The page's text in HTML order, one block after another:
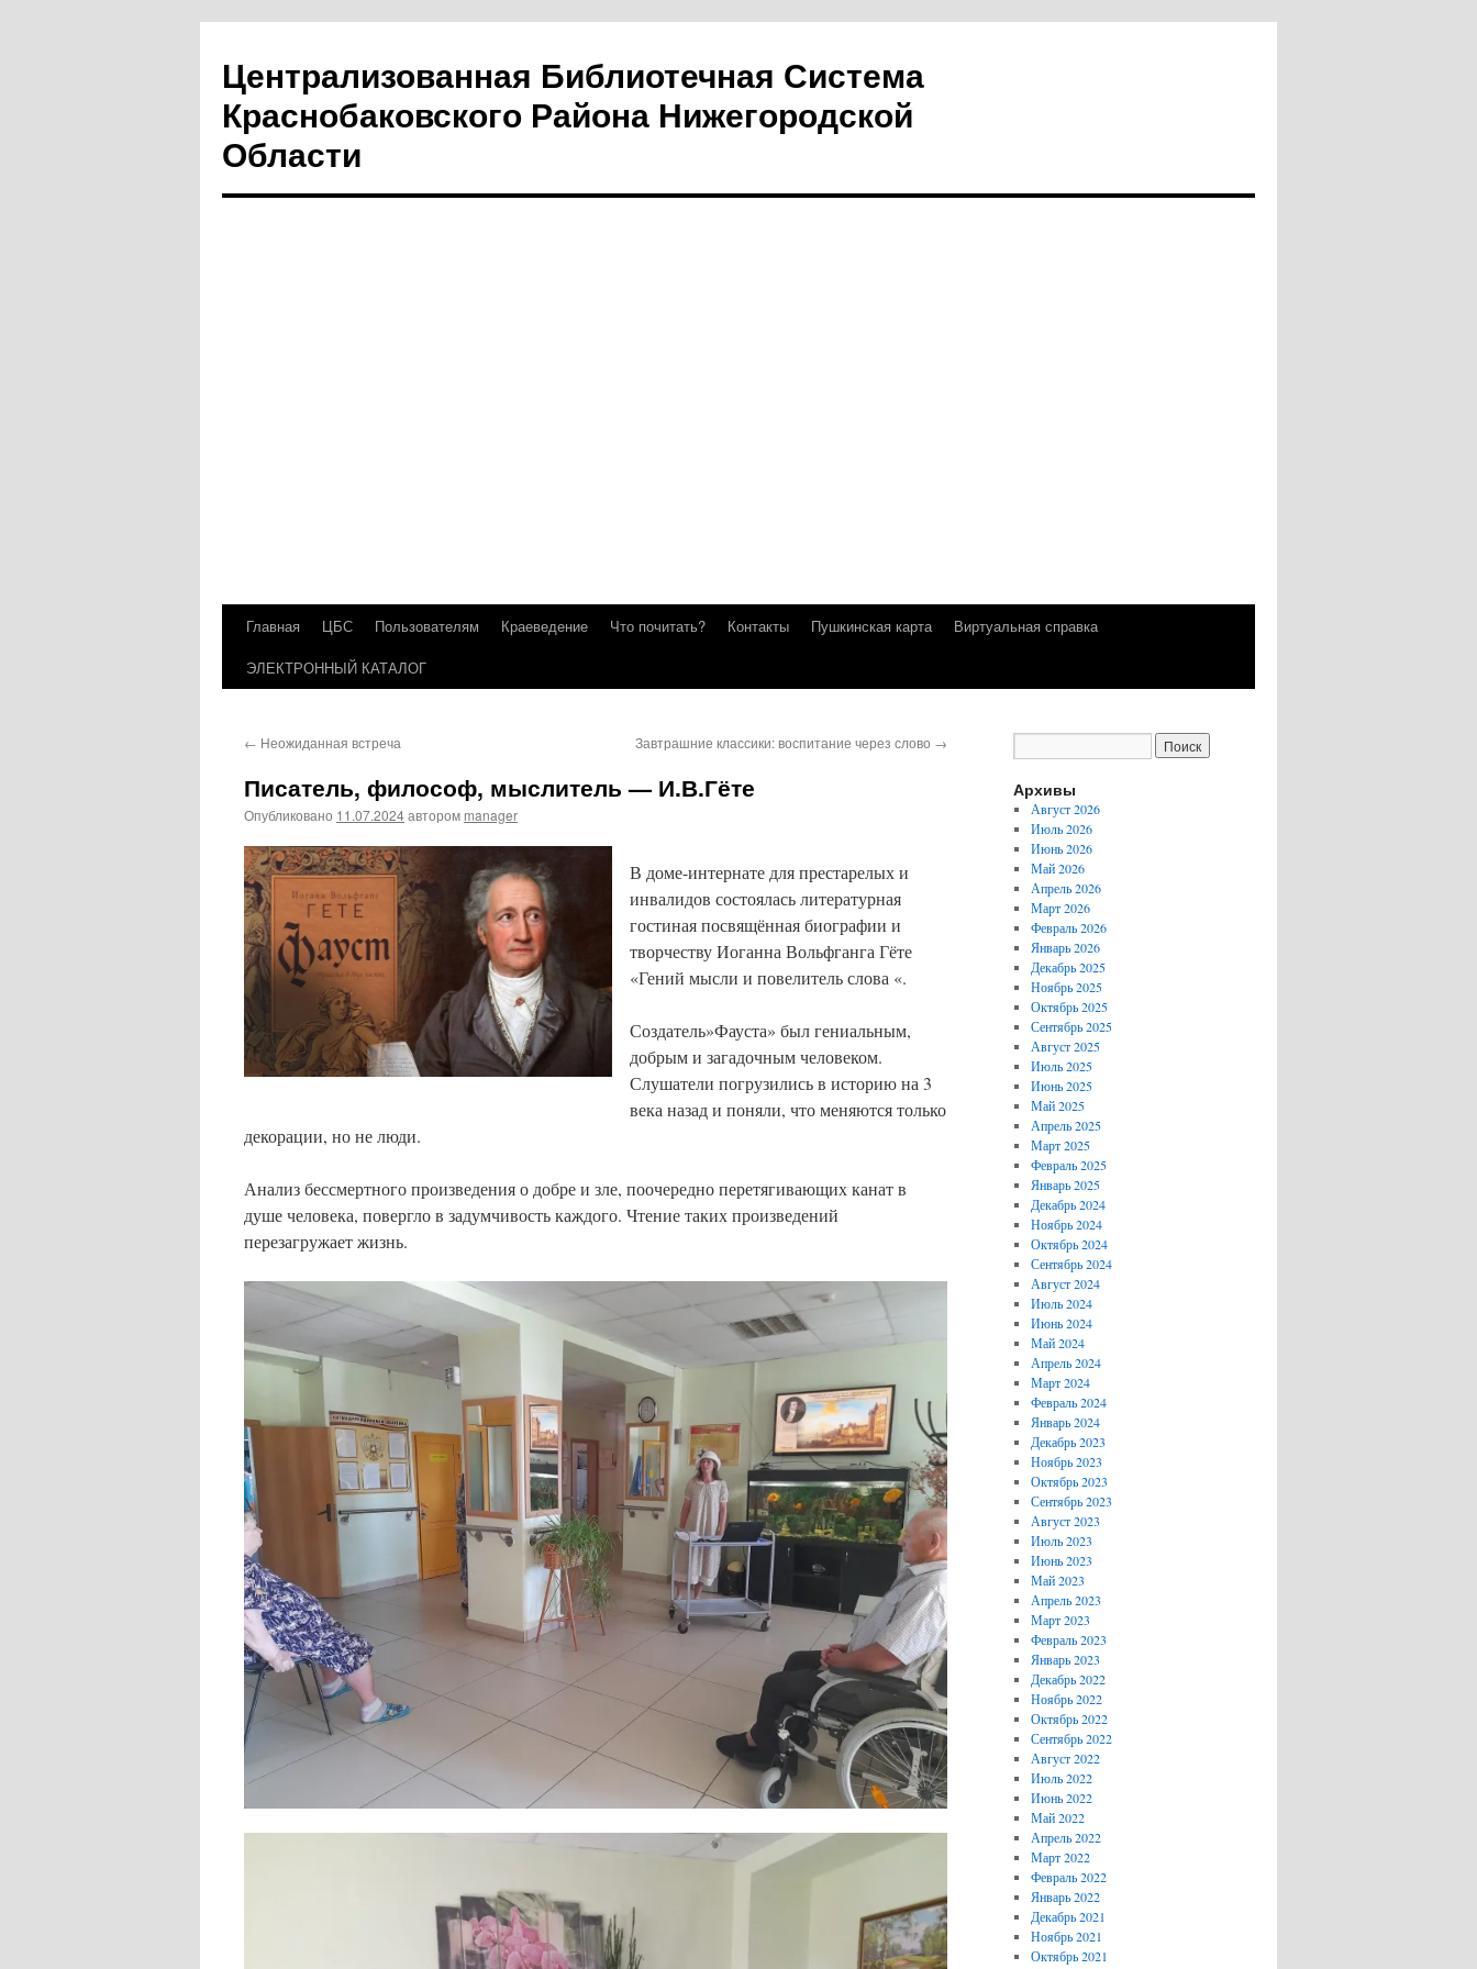
Централизованная Библиотечная Система
Краснобаковского Района Нижегородской
Области
Перейти
Главная ЦБС Пользователям Краеведение Что почитать? Контакты Пушкинская карта
Виртуальная справка
ЭЛЕКТРОННЫЙ КАТАЛОГ
← Неожиданная встреча Завтрашние классики: воспитание через слово →
Писатель, философ, мыслитель — И.В.Гёте
Опубликовано 11.07.2024автором manager
В доме-интернате для престарелых и
инвалидов состоялась литературная
гостиная посвящённая биографии и
творчеству Иоганна Вольфганга Гёте
«Гений мысли и повелитель слова «.
Создатель»Фауста» был гениальным,
добрым и загадочным человеком.
Слушатели погрузились в историю на 3
века назад и поняли, что меняются только
декорации, но не люди.
Анализ бессмертного произведения о добре и зле, поочередно перетягивающих канат в
душе человека, повергло в задумчивость каждого. Чтение таких произведений
перезагружает жизнь.
Архивы
Август 2026
Июль 2026
Июнь 2026
Май 2026
Апрель 2026
Март 2026
Февраль 2026
Январь 2026
Декабрь 2025
Ноябрь 2025
Октябрь 2025
Сентябрь 2025
Август 2025
Июль 2025
Июнь 2025
Май 2025
Апрель 2025
Март 2025
Февраль 2025
Январь 2025
Декабрь 2024
Ноябрь 2024
Октябрь 2024
Сентябрь 2024
Август 2024
Июль 2024
Июнь 2024
Май 2024
Апрель 2024
Март 2024
Февраль 2024
Январь 2024
Декабрь 2023
Ноябрь 2023
Октябрь 2023
Сентябрь 2023
Август 2023
Июль 2023
Июнь 2023
Май 2023
Апрель 2023
Март 2023
Февраль 2023
Январь 2023
Декабрь 2022
Ноябрь 2022
Октябрь 2022
Сентябрь 2022
Август 2022
Июль 2022
Июнь 2022
Май 2022
Апрель 2022
Март 2022
Февраль 2022
Январь 2022
Декабрь 2021
Ноябрь 2021
Октябрь 2021